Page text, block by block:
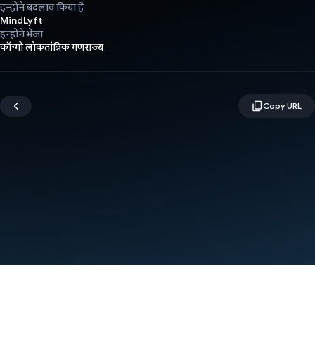
इन्होंने बदलाव किया है
MindLyft
इन्होंने भेजा
कॉन्गो लोकतांत्रिक गणराज्य